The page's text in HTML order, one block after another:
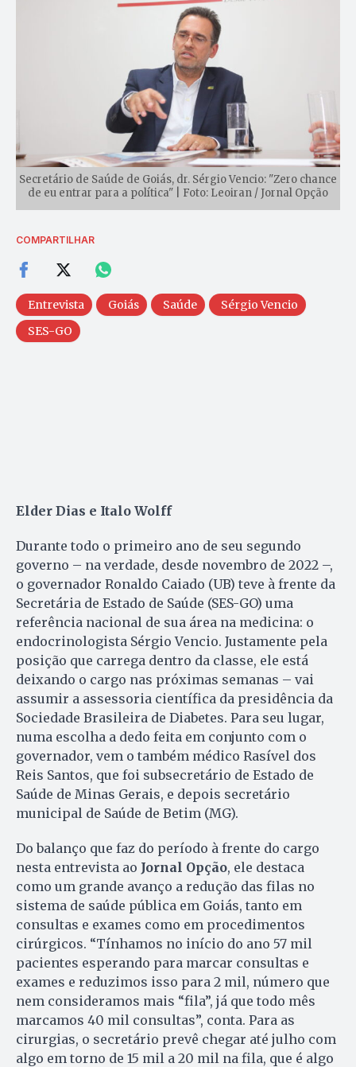
Secretário de Saúde de Goiás, dr. Sérgio Vencio: "Zero chance
de eu entrar para a política" | Foto: Leoiran / Jornal Opção
COMPARTILHAR
Entrevista Goiás Saúde
Sérgio Vencio
SES-GO
Elder Dias e Italo Wolff
Durante todo o primeiro ano de seu segundo
governo – na verdade, desde novembro de 2022 –,
o governador Ronaldo Caiado (UB) teve à frente da
Secretária de Estado de Saúde (SES-GO) uma
referência nacional de sua área na medicina: o
endocrinologista Sérgio Vencio. Justamente pela
posição que carrega dentro da classe, ele está
deixando o cargo nas próximas semanas – vai
assumir a assessoria científica da presidência da
Sociedade Brasileira de Diabetes. Para seu lugar,
numa escolha a dedo feita em conjunto com o
governador, vem o também médico Rasível dos
Reis Santos, que foi subsecretário de Estado de
Saúde de Minas Gerais, e depois secretário
municipal de Saúde de Betim (MG).
Do balanço que faz do período à frente do cargo
nesta entrevista ao Jornal Opção, ele destaca
como um grande avanço a redução das filas no
sistema de saúde pública em Goiás, tanto em
consultas e exames como em procedimentos
cirúrgicos. “Tínhamos no início do ano 57 mil
pacientes esperando para marcar consultas e
exames e reduzimos isso para 2 mil, número que
nem consideramos mais “fila”, já que todo mês
marcamos 40 mil consultas”, conta. Para as
cirurgias, o secretário prevê chegar até julho com
algo em torno de 15 mil a 20 mil na fila, que é algo